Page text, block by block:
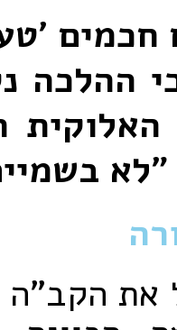
חכמים
ההלכה
את